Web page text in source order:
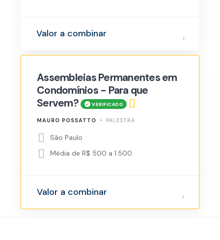
Valor a combinar
Assembleias Permanentes em
Condomínios - Para que
Servem?
MAURO POSSATTO PALESTRA
São Paulo
Média de R$ 500 a 1.500
Valor a combinar